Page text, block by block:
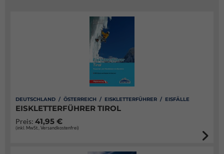
DEUTSCHLAND / ÖSTERREICH / EISKLETTERFÜHRER / EISFÄLLE
EISKLETTERFÜHRER TIROL
Preis: 41,95 €
(inkl. MwSt., Versandkostenfrei)